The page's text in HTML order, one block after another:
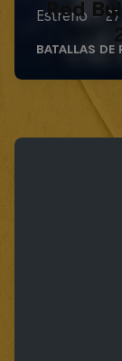
Red